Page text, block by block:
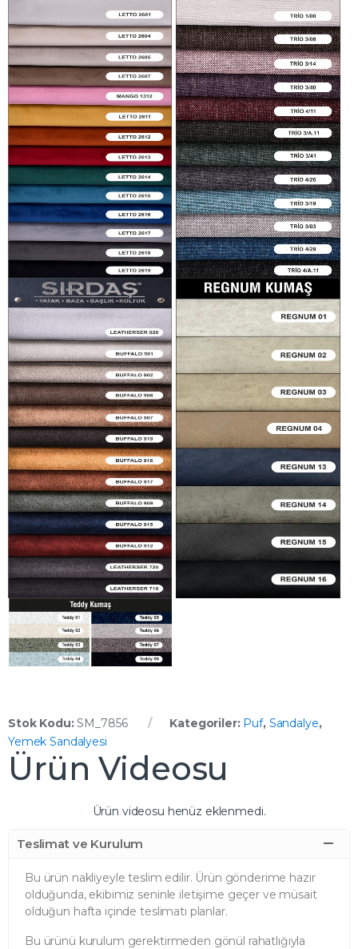
Stok Kodu:SM_7856 Kategoriler: Puf, Sandalye,
Yemek Sandalyesi
Ürün Videosu
Ürün videosu henüz eklenmedi.
Teslimat ve Kurulum
Bu ürün nakliyeyle teslim edilir. Ürün gönderime hazır
olduğunda, ekibimiz seninle iletişime geçer ve müsait
olduğun hafta içinde teslimatı planlar.
Bu ürünü kurulum gerektirmeden gönül rahatlığıyla